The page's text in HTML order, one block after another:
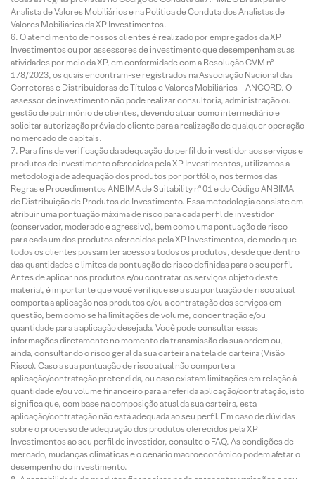
Analista de Valores Mobiliários e na Política de Conduta dos Analistas de
Valores Mobiliários da XP Investimentos.
O atendimento de nossos clientes é realizado por empregados da XP
Investimentos ou por assessores de investimento que desempenham suas
atividades por meio da XP, em conformidade com a Resolução CVM nº
178/2023, os quais encontram-se registrados na Associação Nacional das
Corretoras e Distribuidoras de Títulos e Valores Mobiliários – ANCORD. O
assessor de investimento não pode realizar consultoria, administração ou
gestão de patrimônio de clientes, devendo atuar como intermediário e
solicitar autorização prévia do cliente para a realização de qualquer operação
no mercado de capitais.
Para fins de verificação da adequação do perfil do investidor aos serviços e
produtos de investimento oferecidos pela XP Investimentos, utilizamos a
metodologia de adequação dos produtos por portfólio, nos termos das
Regras e Procedimentos ANBIMA de Suitability nº 01 e do Código ANBIMA
de Distribuição de Produtos de Investimento. Essa metodologia consiste em
atribuir uma pontuação máxima de risco para cada perfil de investidor
(conservador, moderado e agressivo), bem como uma pontuação de risco
para cada um dos produtos oferecidos pela XP Investimentos, de modo que
todos os clientes possam ter acesso a todos os produtos, desde que dentro
das quantidades e limites da pontuação de risco definidas para o seu perfil.
Antes de aplicar nos produtos e/ou contratar os serviços objeto deste
material, é importante que você verifique se a sua pontuação de risco atual
comporta a aplicação nos produtos e/ou a contratação dos serviços em
questão, bem como se há limitações de volume, concentração e/ou
quantidade para a aplicação desejada. Você pode consultar essas
informações diretamente no momento da transmissão da sua ordem ou,
ainda, consultando o risco geral da sua carteira na tela de carteira (Visão
Risco). Caso a sua pontuação de risco atual não comporte a
aplicação/contratação pretendida, ou caso existam limitações em relação à
quantidade e/ou volume financeiro para a referida aplicação/contratação, isto
significa que, com base na composição atual da sua carteira, esta
aplicação/contratação não está adequada ao seu perfil. Em caso de dúvidas
sobre o processo de adequação dos produtos oferecidos pela XP
Investimentos ao seu perfil de investidor, consulte o FAQ. As condições de
mercado, mudanças climáticas e o cenário macroeconômico podem afetar o
desempenho do investimento.